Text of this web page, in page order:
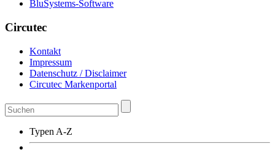
BluSystems-Software
Circutec
Kontakt
Impressum
Datenschutz / Disclaimer
Circutec Markenportal
Typen A-Z